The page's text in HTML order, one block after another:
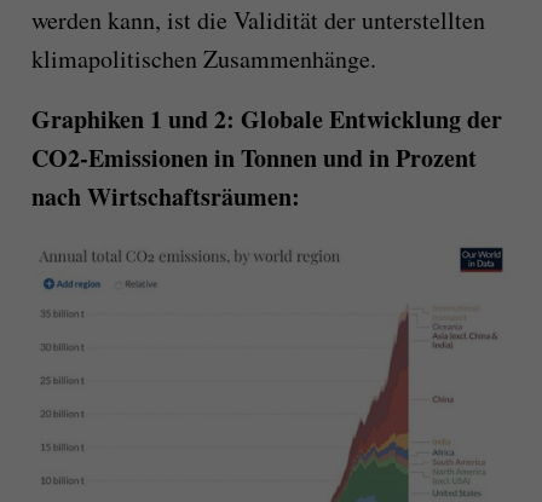
werden kann, ist die Validität der unterstellten
klimapolitischen Zusammenhänge.
Graphiken 1 und 2: Globale Entwicklung der
CO2-Emissionen in Tonnen und in Prozent
nach Wirtschaftsräumen: